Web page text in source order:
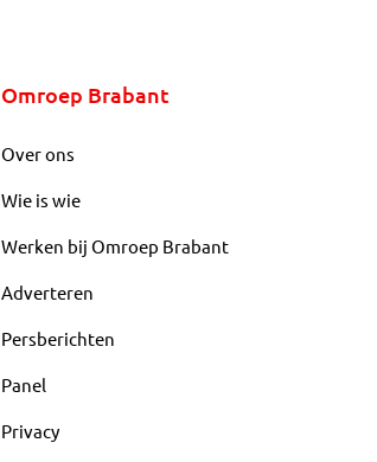
Omroep Brabant
Over ons
Wie is wie
Werken bij Omroep Brabant
Adverteren
Persberichten
Panel
Privacy